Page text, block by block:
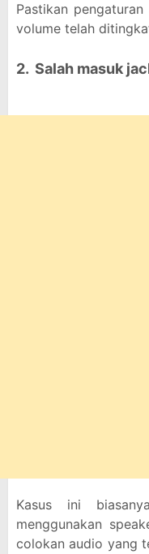
Pastikan
volume telah
2. Salah masuk
Kasus ini
menggunakan
colokan audio yang